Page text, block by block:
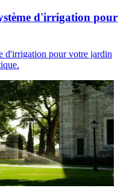
d'irrigation pour
d'irrigation pour votre jardin